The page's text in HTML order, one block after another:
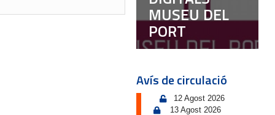
MUSEU DEL
PORT
Avís de circulació
12 Agost 2026
13 Agost 2026